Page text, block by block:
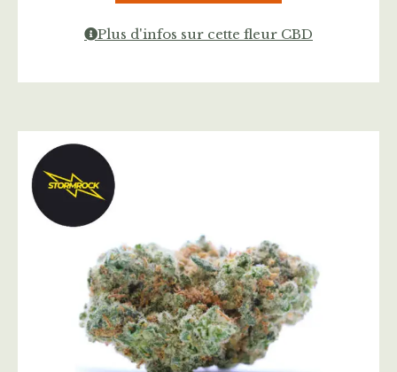
Plus d'infos sur cette fleur CBD